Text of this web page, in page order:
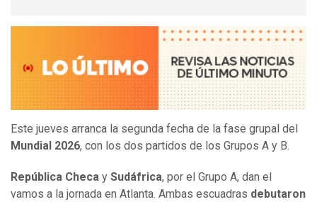
Este jueves arranca la segunda fecha de la fase grupal del
Mundial 2026, con los dos partidos de los Grupos A y B.
República Checa y Sudáfrica, por el Grupo A, dan el
vamos a la jornada en Atlanta. Ambas escuadras debutaron